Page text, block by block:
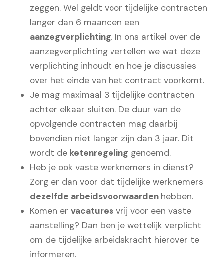
zeggen. Wel geldt voor tijdelijke contracten
langer dan 6 maanden een
aanzegverplichting. In ons artikel over de
aanzegverplichting vertellen we wat deze
verplichting inhoudt en hoe je discussies
over het einde van het contract voorkomt.
Je mag maximaal 3 tijdelijke contracten
achter elkaar sluiten. De duur van de
opvolgende contracten mag daarbij
bovendien niet langer zijn dan 3 jaar. Dit
wordt de ketenregeling genoemd.
Heb je ook vaste werknemers in dienst?
Zorg er dan voor dat tijdelijke werknemers
dezelfde arbeidsvoorwaarden hebben.
Komen er vacatures vrij voor een vaste
aanstelling? Dan ben je wettelijk verplicht
om de tijdelijke arbeidskracht hierover te
informeren.